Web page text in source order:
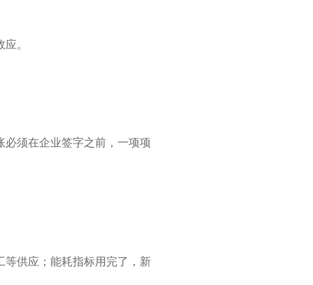
。
须在企业签字之前，一项项
等供应；能耗指标用完了，新